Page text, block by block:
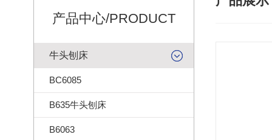
产品中心/PRODUCT
牛头刨床
BC6085
B635牛头刨床
B6063